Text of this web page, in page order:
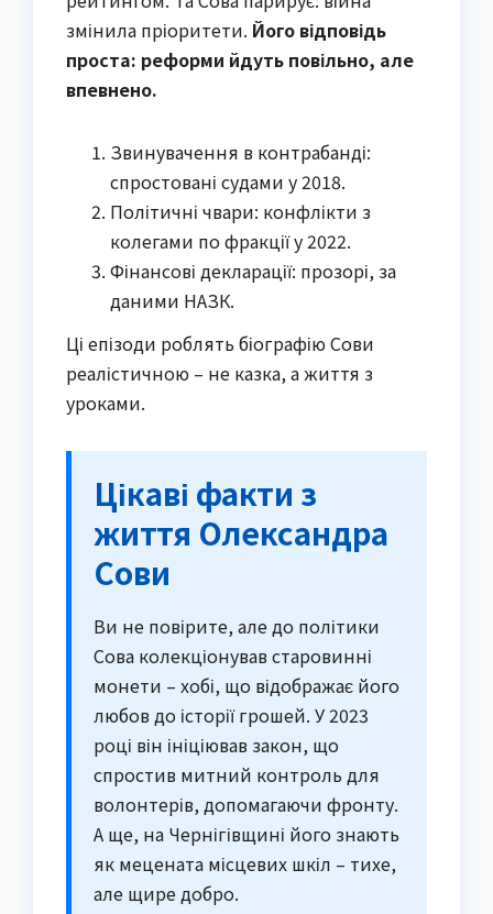
змінила пріоритети. Його відповідь
проста: реформи йдуть повільно, але
впевнено.
Звинувачення в контрабанді:
спростовані судами у 2018.
Політичні чвари: конфлікти з
колегами по фракції у 2022.
Фінансові декларації: прозорі, за
даними НАЗК.
Ці епізоди роблять біографію Сови
реалістичною – не казка, а життя з
уроками.
Цікаві факти з
життя Олександра
Сови
Ви не повірите, але до політики
Сова колекціонував старовинні
монети – хобі, що відображає його
любов до історії грошей. У 2023
році він ініціював закон, що
спростив митний контроль для
волонтерів, допомагаючи фронту.
А ще, на Чернігівщині його знають
як мецената місцевих шкіл – тихе,
але щире добро.